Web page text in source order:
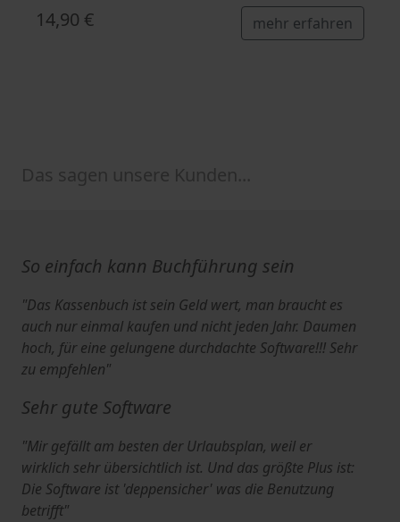
14,90 € mehr erfahren
Das sagen unsere Kunden...
So einfach kann Buchführung sein
"Das Kassenbuch ist sein Geld wert, man braucht es
auch nur einmal kaufen und nicht jeden Jahr. Daumen
hoch, für eine gelungene durchdachte Software!!! Sehr
zu empfehlen"
Sehr gute Software
"Mir gefällt am besten der Urlaubsplan, weil er
wirklich sehr übersichtlich ist. Und das größte Plus ist:
Die Software ist 'deppensicher' was die Benutzung
betrifft"